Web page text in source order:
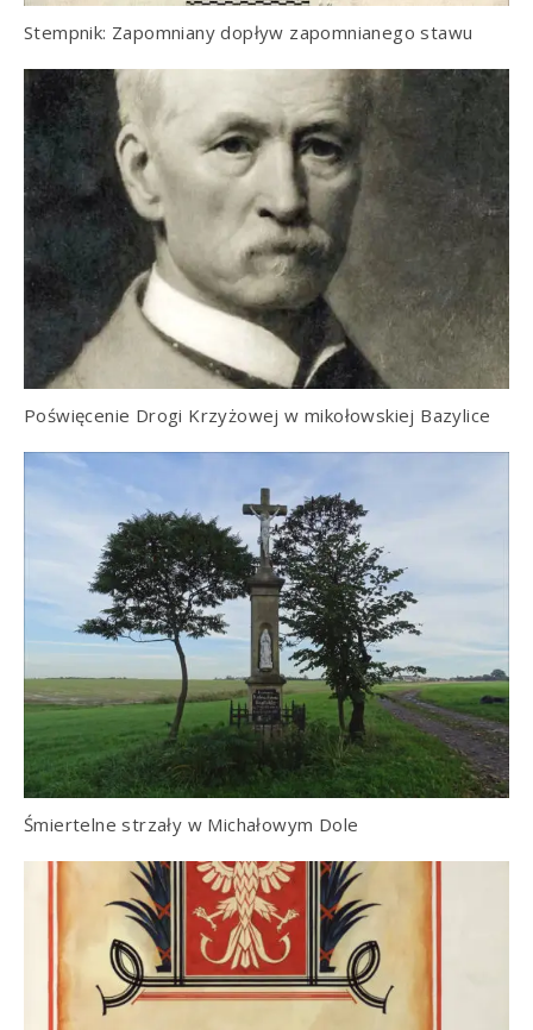
Stempnik: Zapomniany dopływ zapomnianego stawu
Poświęcenie Drogi Krzyżowej w mikołowskiej Bazylice
Śmiertelne strzały w Michałowym Dole